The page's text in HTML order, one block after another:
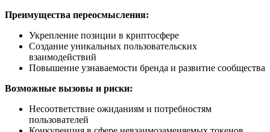
Преимущества переосмысления:
Укрепление позиции в криптосфере
Создание уникальных пользовательских
взаимодействий
Повышение узнаваемости бренда и развитие сообщества
Возможные вызовы и риски:
Несоответствие ожиданиям и потребностям
пользователей